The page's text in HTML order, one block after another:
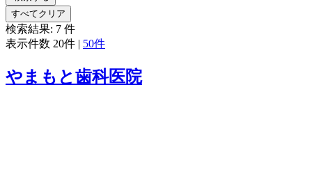
すべてクリア
検索結果: 7 件
表示件数 20件 | 50件
やまもと歯科医院